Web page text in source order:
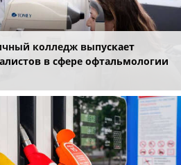
колледж выпускает
в сфере офтальмологии